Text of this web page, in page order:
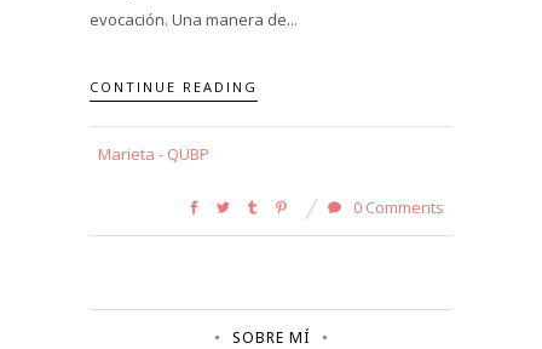
evocación. Una manera de...
CONTINUE READING
Marieta - QUBP
0 Comments
SOBRE MÍ